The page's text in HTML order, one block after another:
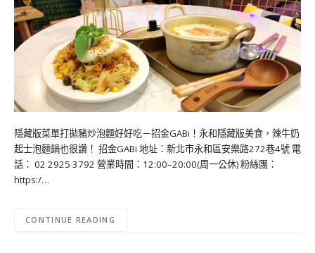
隱藏版菜單打拋豬炒泡麵好好吃－招金GABi！永和隱藏版美食，辣牛奶
起士泡麵鍋也很讚！ 招金GABi 地址：新北市永和區安樂路272巷4號 電
話： 02 2925 3792 營業時間：12:00–20:00(周一公休) 粉絲團：
https:/…
CONTINUE READING